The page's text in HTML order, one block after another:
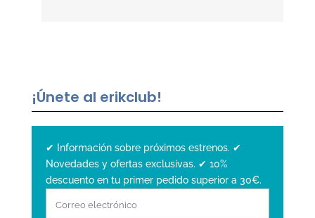
¡Únete al erikclub!
✔ Información sobre próximos estrenos. ✔
Novedades y ofertas exclusivas. ✔ 10%
descuento en tu primer pedido superior a 30€.